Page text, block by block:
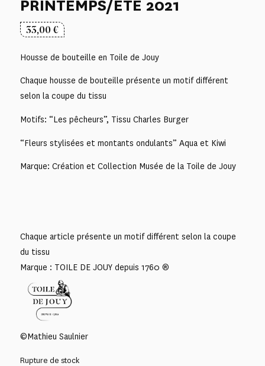
PRINTEMPS/ÉTÉ 2021
33,00€
Housse de bouteille en Toile de Jouy
Chaque housse de bouteille présente un motif différent
selon la coupe du tissu
Motifs: “Les pêcheurs”, Tissu Charles Burger
“Fleurs stylisées et montants ondulants” Aqua et Kiwi
Marque: Création et Collection Musée de la Toile de Jouy
Chaque article présente un motif différent selon la coupe
du tissu
Marque : TOILE DE JOUY depuis 1760 ®
©Mathieu Saulnier
Rupture de stock